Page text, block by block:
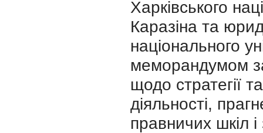
Харківського
Каразіна та
національного
меморандумом
щодо стратегії
діяльності,
правничих шкіл